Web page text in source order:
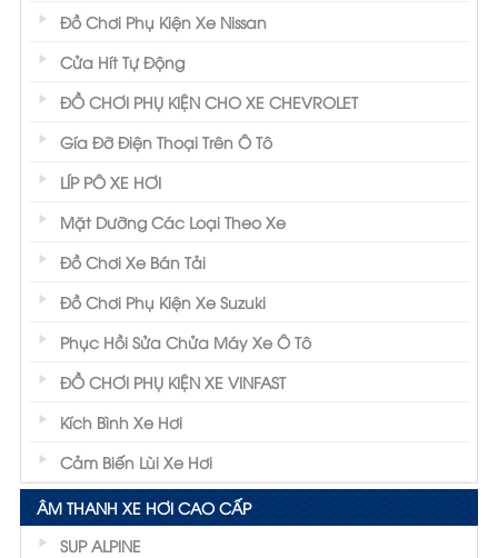
Đồ Chơi Phụ Kiện Xe Nissan
Cửa Hít Tự Động
ĐỒ CHƠI PHỤ KIỆN CHO XE CHEVROLET
Gía Đỡ Điện Thoại Trên Ô Tô
LÍP PÔ XE HƠI
Mặt Dưỡng Các Loại Theo Xe
Đồ Chơi Xe Bán Tải
Đồ Chơi Phụ Kiện Xe Suzuki
Phục Hồi Sửa Chửa Máy Xe Ô Tô
ĐỒ CHƠI PHỤ KIỆN XE VINFAST
Kích Bình Xe Hơi
Cảm Biến Lùi Xe Hơi
ÂM THANH XE HƠI CAO CẤP
SUP ALPINE